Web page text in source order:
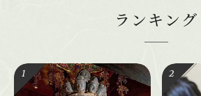
ランキング